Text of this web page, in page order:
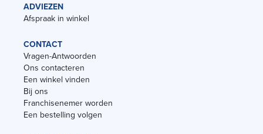
ADVIEZEN
Afspraak in winkel
CONTACT
Vragen-Antwoorden
Ons contacteren
Een winkel vinden
Bij ons
Franchisenemer worden
Een bestelling volgen